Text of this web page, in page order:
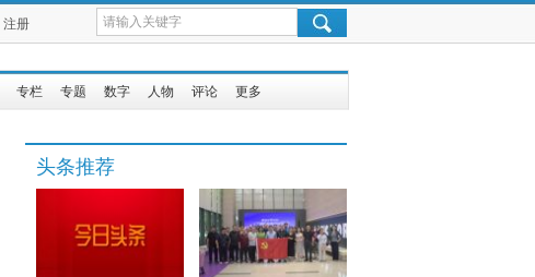
注册
专栏 专题 数字 人物 评论 更多
头条推荐